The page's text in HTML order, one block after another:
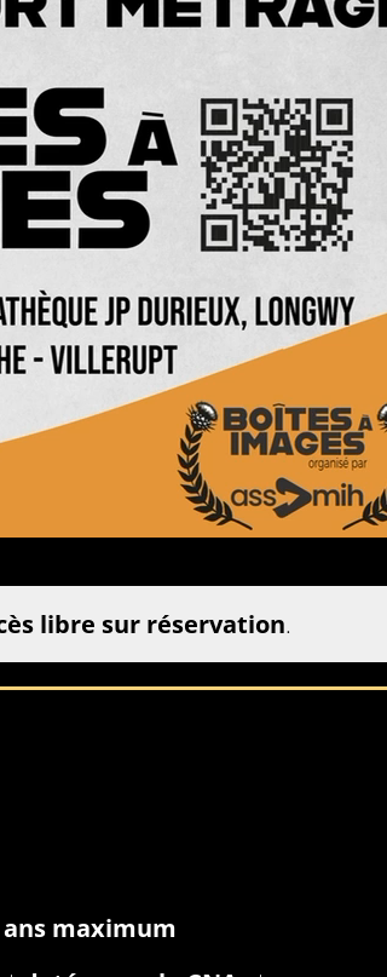
libre sur réservation.
ans maximum